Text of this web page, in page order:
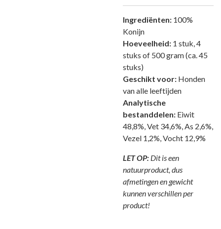
Ingrediënten: 100%
Konijn
Hoeveelheid: 1 stuk, 4
stuks of 500 gram (ca. 45
stuks)
Geschikt voor: Honden
van alle leeftijden
Analytische
bestanddelen: Eiwit
48,8%, Vet 34,6%, As 2,6%,
Vezel 1,2%, Vocht 12,9%
LET OP: Dit is een
natuurproduct, dus
afmetingen en gewicht
kunnen verschillen per
product!